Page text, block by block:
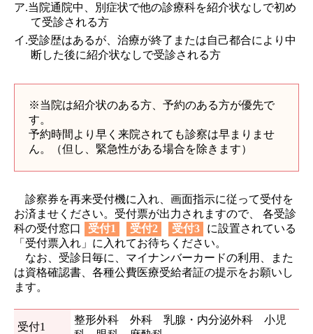
ア.当院通院中、別症状で他の診療科を紹介状なしで初め
て受診される方
イ.受診歴はあるが、治療が終了または自己都合により中
断した後に紹介状なしで受診される方
※当院は紹介状のある方、予約のある方が優先で
す。
予約時間より早く来院されても診察は早まりませ
ん。（但し、緊急性がある場合を除きます）
診察券を再来受付機に入れ、画面指示に従って受付を
お済ませください。受付票が出力されますので、 各受診
科の受付窓口
受付1 受付2 受付3
に設置されている
「受付票入れ」に入れてお待ちください。
なお、受診日毎に、マイナンバーカードの利用、また
は資格確認書、各種公費医療受給者証の提示をお願いし
ます。
受付1
整形外科 外科 乳腺・内分泌外科 小児